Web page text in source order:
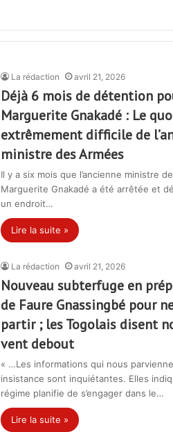
La rédaction avril 21, 2026
Déjà 6 mois de détention
Marguerite Gnakadé : Le
extrêmement difficile de
ministre des Armées
Il y a six mois que l’ancienne ministre
Marguerite Gnakadé a été arrêtée et
un endroit…
Lire la suite »
La rédaction avril 21, 2026
Nouveau subterfuge en
de Faure Gnassingbé pour
partir ; les Togolais disent
vent debout
« …Les informations qui nous
insistance sont inquiétantes. Elles
régime planifie de s’engager dans le…
Lire la suite »